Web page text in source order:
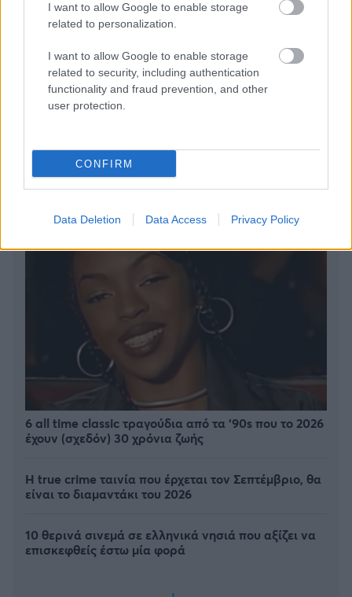
I want to allow Google to enable storage
related to personalization.
I want to allow Google to enable storage
related to security, including authentication
functionality and fraud prevention, and other
user protection.
CONFIRM
Data Deletion Data Access Privacy Policy
Οι Big 4 της Τουρκίας χρωστάνε 1 δισ. - Πού
βρίσκουν τα χρήματα για «μεταγραφές
Το παράπονο της Μαρίας Καρυστιανού από τα ΜΜΕ
6 all time classic τραγούδια από τα ‘90s που το 2026
έχουν (σχεδόν) 30 χρόνια ζωής
Η true crime ταινία που έρχεται τον Σεπτέμβριο, θα
είναι το διαμαντάκι του 2026
10 θερινά σινεμά σε ελληνικά νησιά που αξίζει να
επισκεφθείς έστω μία φορά